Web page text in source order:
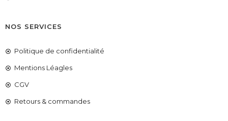
NOS SERVICES
Politique de confidentialité
Mentions Léagles
CGV
Retours & commandes